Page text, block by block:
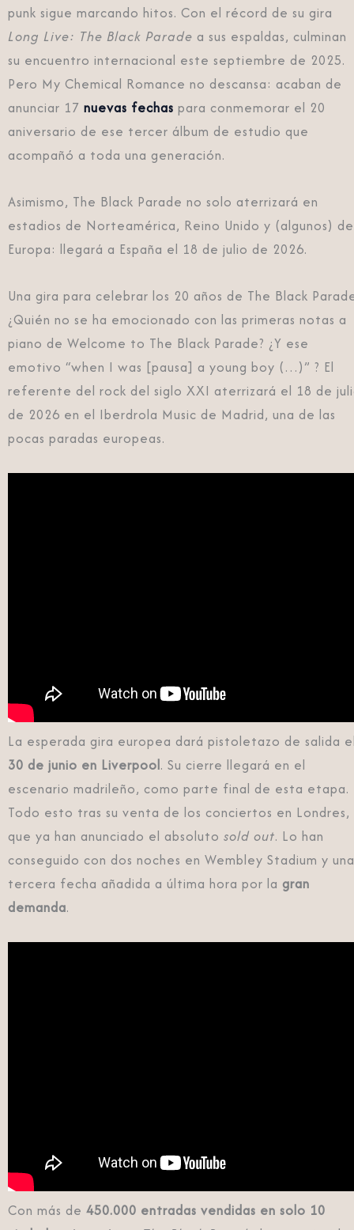
punk sigue marcando hitos. Con el récord de su gira
Long Live: The Black Parade a sus espaldas, culminan
su encuentro internacional este septiembre de 2025.
Pero My Chemical Romance no descansa: acaban de
anunciar 17 nuevas fechas para conmemorar el 20
aniversario de ese tercer álbum de estudio que
acompañó a toda una generación.
Asimismo, The Black Parade no solo aterrizará en
estadios de Norteamérica, Reino Unido y (algunos) de
Europa: llegará a España el 18 de julio de 2026.
Una gira para celebrar los 20 años de The Black
¿Quién no se ha emocionado con las primeras notas a
piano de Welcome to The Black Parade? ¿Y ese
emotivo “when I was [pausa] a young boy (…)” ? El
referente del rock del siglo XXI aterrizará el 18 de
de 2026 en el Iberdrola Music de Madrid, una de las
pocas paradas europeas.
La esperada gira europea dará pistoletazo de salida
30 de junio en Liverpool. Su cierre llegará en el
escenario madrileño, como parte final de esta etapa.
Todo esto tras su venta de los conciertos en Londres,
que ya han anunciado el absoluto sold out. Lo han
conseguido con dos noches en Wembley Stadium y una
tercera fecha añadida a última hora por la gran
demanda.
Con más de 450.000 entradas vendidas en solo 10